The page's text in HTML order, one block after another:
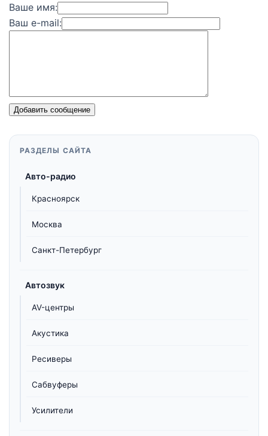
Ваше имя:
Ваш e-mail:
Добавить сообщение
РАЗДЕЛЫ САЙТА
Авто-радио
Красноярск
Москва
Санкт-Петербург
Автозвук
AV-центры
Акустика
Ресиверы
Сабвуферы
Усилители